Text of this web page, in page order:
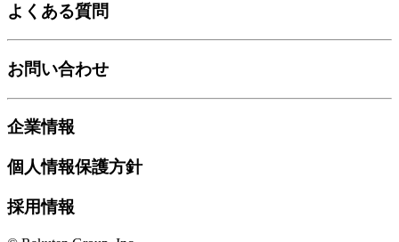
よくある質問
お問い合わせ
企業情報
個人情報保護方針
採用情報